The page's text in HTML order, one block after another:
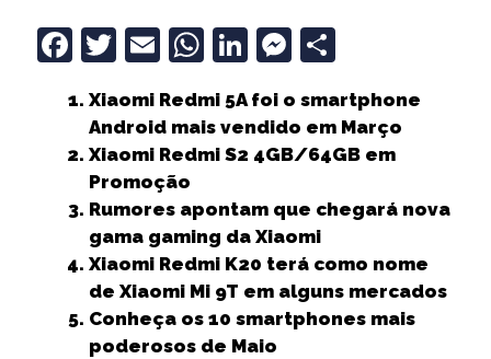
F
c
e
b
o
o
k
T
it
t
e
r
E
ai
l
W
a
ts
p
p
Li
k
e
n
M
ss
e
g
e
r
a
r
Xiaomi Redmi 5A foi o smartphone
Android mais vendido em Março
Xiaomi Redmi S2 4GB/64GB em
Promoção
Rumores apontam que chegará nova
gama gaming da Xiaomi
Xiaomi Redmi K20 terá como nome
de Xiaomi Mi 9T em alguns mercados
Conheça os 10 smartphones mais
poderosos de Maio